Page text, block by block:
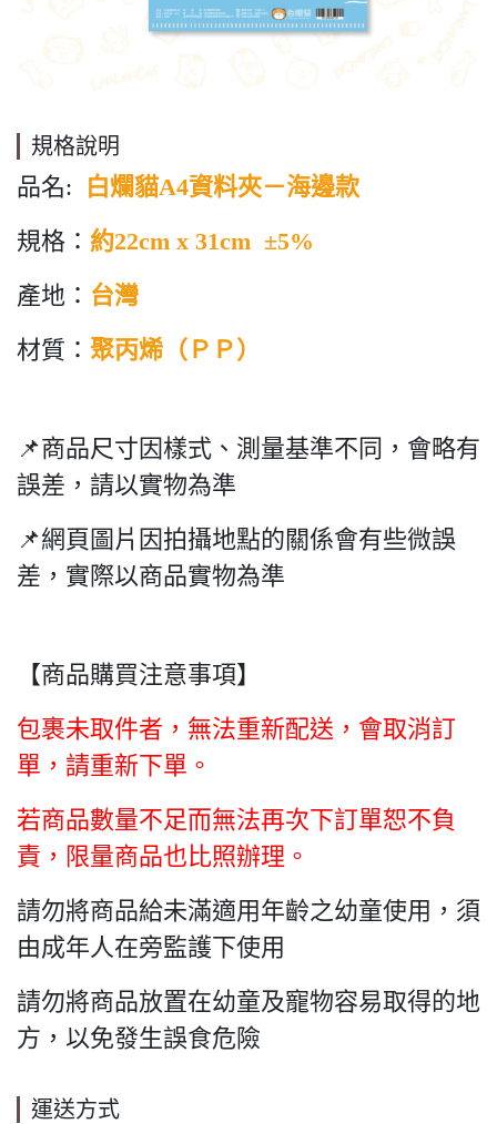
規格說明
品名:
白爛貓A4資料夾－海邊款
規格： 約22cm x 31cm ±5%
產地： 台灣
材質： 聚丙烯（ＰＰ）
📌商品尺寸因樣式、測量基準不同，會略有
誤差，請以實物為準
📌網頁圖片因拍攝地點的關係會有些微誤
差，實際以商品實物為準
【商品購買注意事項】
包裹未取件者，無法重新配送，會取消訂
單，請重新下單。
若商品數量不足而無法再次下訂單恕不負
責，限量商品也比照辦理。
請勿將商品給未滿適用年齡之幼童使用，須
由成年人在旁監護下使用
請勿將商品放置在幼童及寵物容易取得的地
方，以免發生誤食危險
運送方式